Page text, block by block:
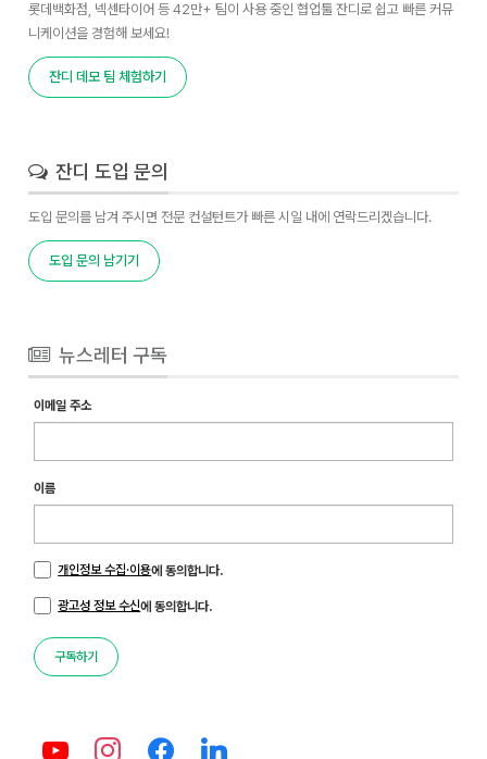
롯데백화점, 넥센타이어 등 42만+ 팀이 사용 중인 협업툴 잔디로 쉽고 빠른 커뮤
니케이션을 경험해 보세요!
잔디 데모 팀 체험하기
잔디 도입 문의
도입 문의를 남겨 주시면 전문 컨설턴트가 빠른 시일 내에 연락드리겠습니다.
도입 문의 남기기
뉴스레터 구독
이메일 주소
이름
개인정보 수집·이용에 동의합니다.
광고성 정보 수신에 동의합니다.
구독하기